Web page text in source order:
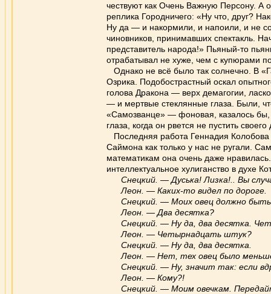
чествуют как Очень Важную Персону. А
реплика Городничего: «Ну что, друг?
Ну да — и накормили, и напоили, и не
чиновников, принимавших спектакль.
представитель народа!» Пьяный-то
отрабатывал не хуже, чем с купюрами
Однако не всё было так солнечно. В
Озрика. Подобострастный оскал
голова Дракона — верх демагогии,
— и мертвые стеклянные глаза. Были,
«Самозванце» — фоновая, казалось бы,
глаза, когда он рвется не пустить
Последняя работа Геннадия
Саймона как только у нас не ругали.
математикам она очень даже
интеллектуальное хулиганство в духе
Снецкий. — Дуська! Лизка!.. Вы
Леон. — Каких-то видел по дороге.
Снецкий. — Моих овец должно быть
Леон. — Два десятка?
Снецкий. — Ну да, два десятка.
Леон. — Четырнадцать штук?
Снецкий. — Ну да, два десятка.
Леон. — Нет, тех овец было
Снецкий. — Ну, значит так: если
Леон. — Кому?!
Снецкий. — Моим овечкам.